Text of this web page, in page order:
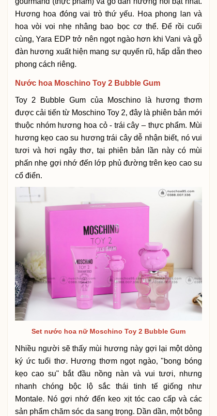
Hương hoa đóng vai trò thứ yếu. Hoa phong lan và
hoa vòi voi nhẹ nhâng bao bọc cơ thể. Để rồi cuối
cùng, Yara EDP trở nên ngọt ngào hơn khi Vani và gỗ
đàn hương xuất hiện mang sự quyến rũ, hấp dẫn theo
phong cách riêng.
Nước hoa Moschino Toy 2 Bubble Gum
Toy 2 Bubble Gum của Moschino là hương thơm
được cải tiến từ Moschino Toy 2, đây là phiên bản mới
thuộc nhóm hương hoa cỏ - trái cây – thực phẩm. Mùi
hương kẹo cao su hương trái cây dễ nhận biết, nó vui
tươi và hơi ngây thơ, tại phiên bản lần này có mùi
phấn nhẹ gợi nhớ đến lớp phủ đường trên kẹo cao su
cổ điển.
Set nước hoa nữ Moschino Toy 2 Bubble Gum
Nhiều người sẽ thấy mùi hương này gợi lại một dòng
ký ức tuổi thơ. Hương thơm ngọt ngào, "bong bóng
kẹo cao su" bắt đầu nồng nàn và vui tươi, nhưng
nhanh chóng bộc lộ sắc thái tinh tế giống như
Montale. Nó gợi nhớ đến keo xịt tóc cao cấp và các
sản phẩm chăm sóc da sang trọng. Dần dần, một bông